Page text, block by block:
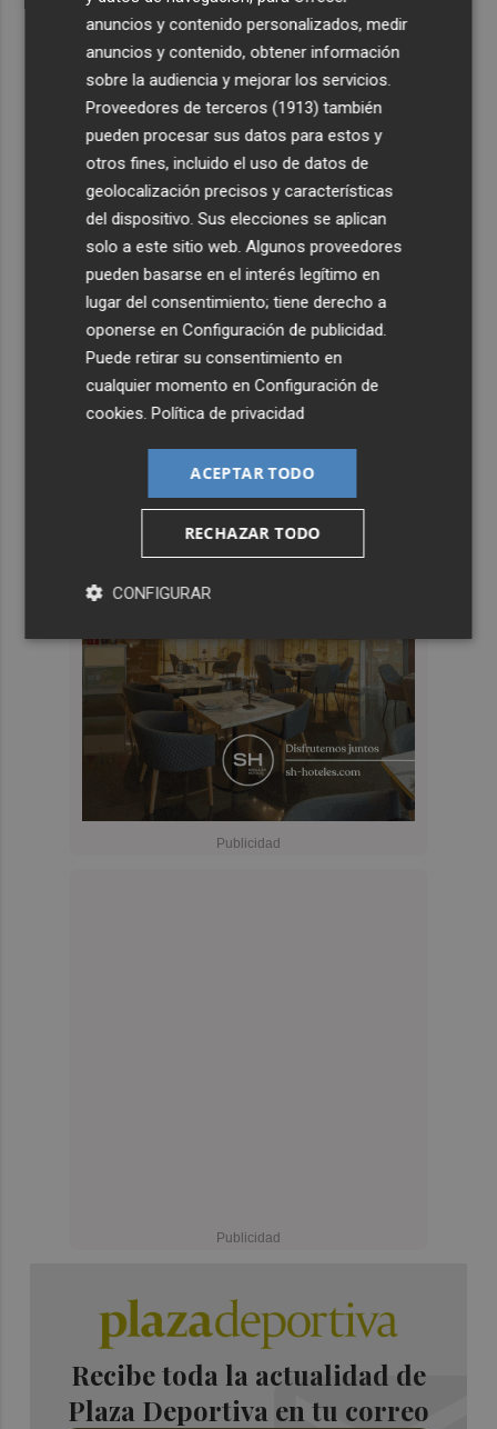
Recibe toda la actualidad de
Plaza Deportiva en tu correo
anuncios y contenido personalizados, medir
anuncios y contenido, obtener información
sobre la audiencia y mejorar los servicios.
Proveedores de terceros (1913) también
pueden procesar sus datos para estos y
otros fines, incluido el uso de datos de
geolocalización precisos y características
del dispositivo. Sus elecciones se aplican
solo a este sitio web. Algunos proveedores
pueden basarse en el interés legítimo en
lugar del consentimiento; tiene derecho a
oponerse enConfiguración de publicidad
Puede retirar su consentimiento en
cualquier momento enConfiguración de
cookies .Política de privacidad
ACEPTAR TODO
RECHAZAR TODO
CONFIGURAR